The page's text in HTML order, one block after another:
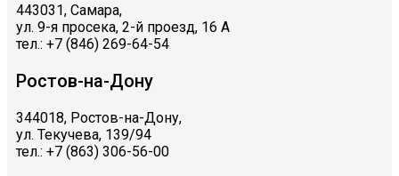
443031, Самара,
ул. 9-я просека, 2-й проезд, 16 А
тел.: +7 (846) 269-64-54
Ростов-на-Дону
344018, Ростов-на-Дону,
ул. Текучева, 139/94
тел.: +7 (863) 306-56-00